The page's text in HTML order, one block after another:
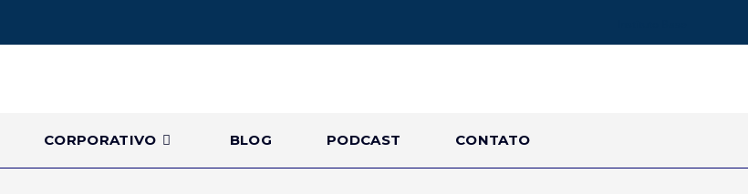
CORPORATIVO BLOG PODCAST CONTATO